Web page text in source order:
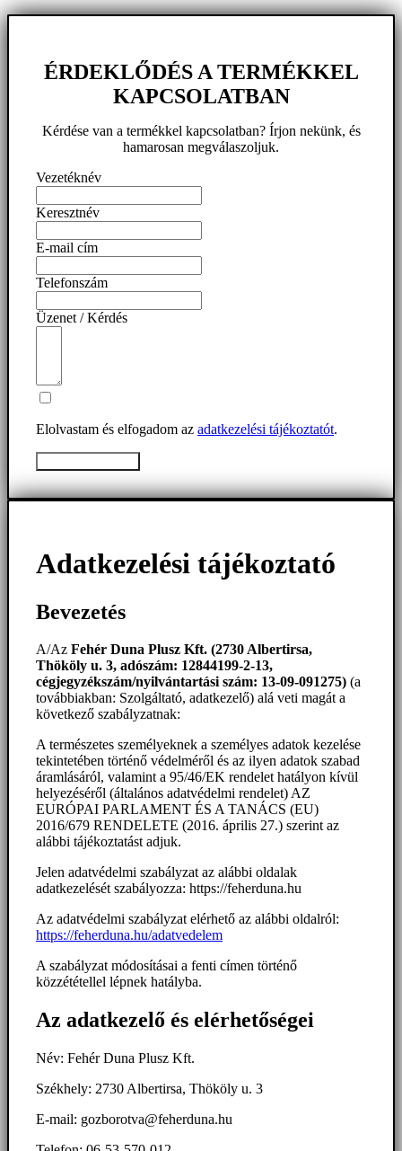
ÉRDEKLŐDÉS A TERMÉKKEL
KAPCSOLATBAN
Kérdése van a termékkel kapcsolatban? Írjon nekünk, és
hamarosan megválaszoljuk.
Vezetéknév
Keresztnév
E-mail cím
Telefonszám
Üzenet / Kérdés
Elolvastam és elfogadom az adatkezelési tájékoztatót.
Adatkezelési tájékoztató
Bevezetés
A/Az Fehér Duna Plusz Kft. (2730 Albertirsa,
Thököly u. 3, adószám: 12844199-2-13,
cégjegyzékszám/nyilvántartási szám: 13-09-091275) (a
továbbiakban: Szolgáltató, adatkezelő) alá veti magát a
következő szabályzatnak:
A természetes személyeknek a személyes adatok kezelése
tekintetében történő védelméről és az ilyen adatok szabad
áramlásáról, valamint a 95/46/EK rendelet hatályon kívül
helyezéséről (általános adatvédelmi rendelet) AZ
EURÓPAI PARLAMENT ÉS A TANÁCS (EU)
2016/679 RENDELETE (2016. április 27.) szerint az
alábbi tájékoztatást adjuk.
Jelen adatvédelmi szabályzat az alábbi oldalak
adatkezelését szabályozza: https://feherduna.hu
Az adatvédelmi szabályzat elérhető az alábbi oldalról:
https://feherduna.hu/adatvedelem
A szabályzat módosításai a fenti címen történő
közzététellel lépnek hatályba.
Az adatkezelő és elérhetőségei
Név: Fehér Duna Plusz Kft.
Székhely: 2730 Albertirsa, Thököly u. 3
E-mail: gozborotva@feherduna.hu